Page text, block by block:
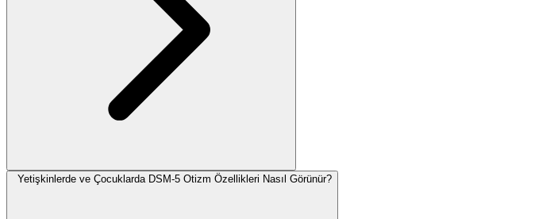
Yetişkinlerde ve Çocuklarda DSM-5 Otizm Özellikleri Nasıl Görünür?